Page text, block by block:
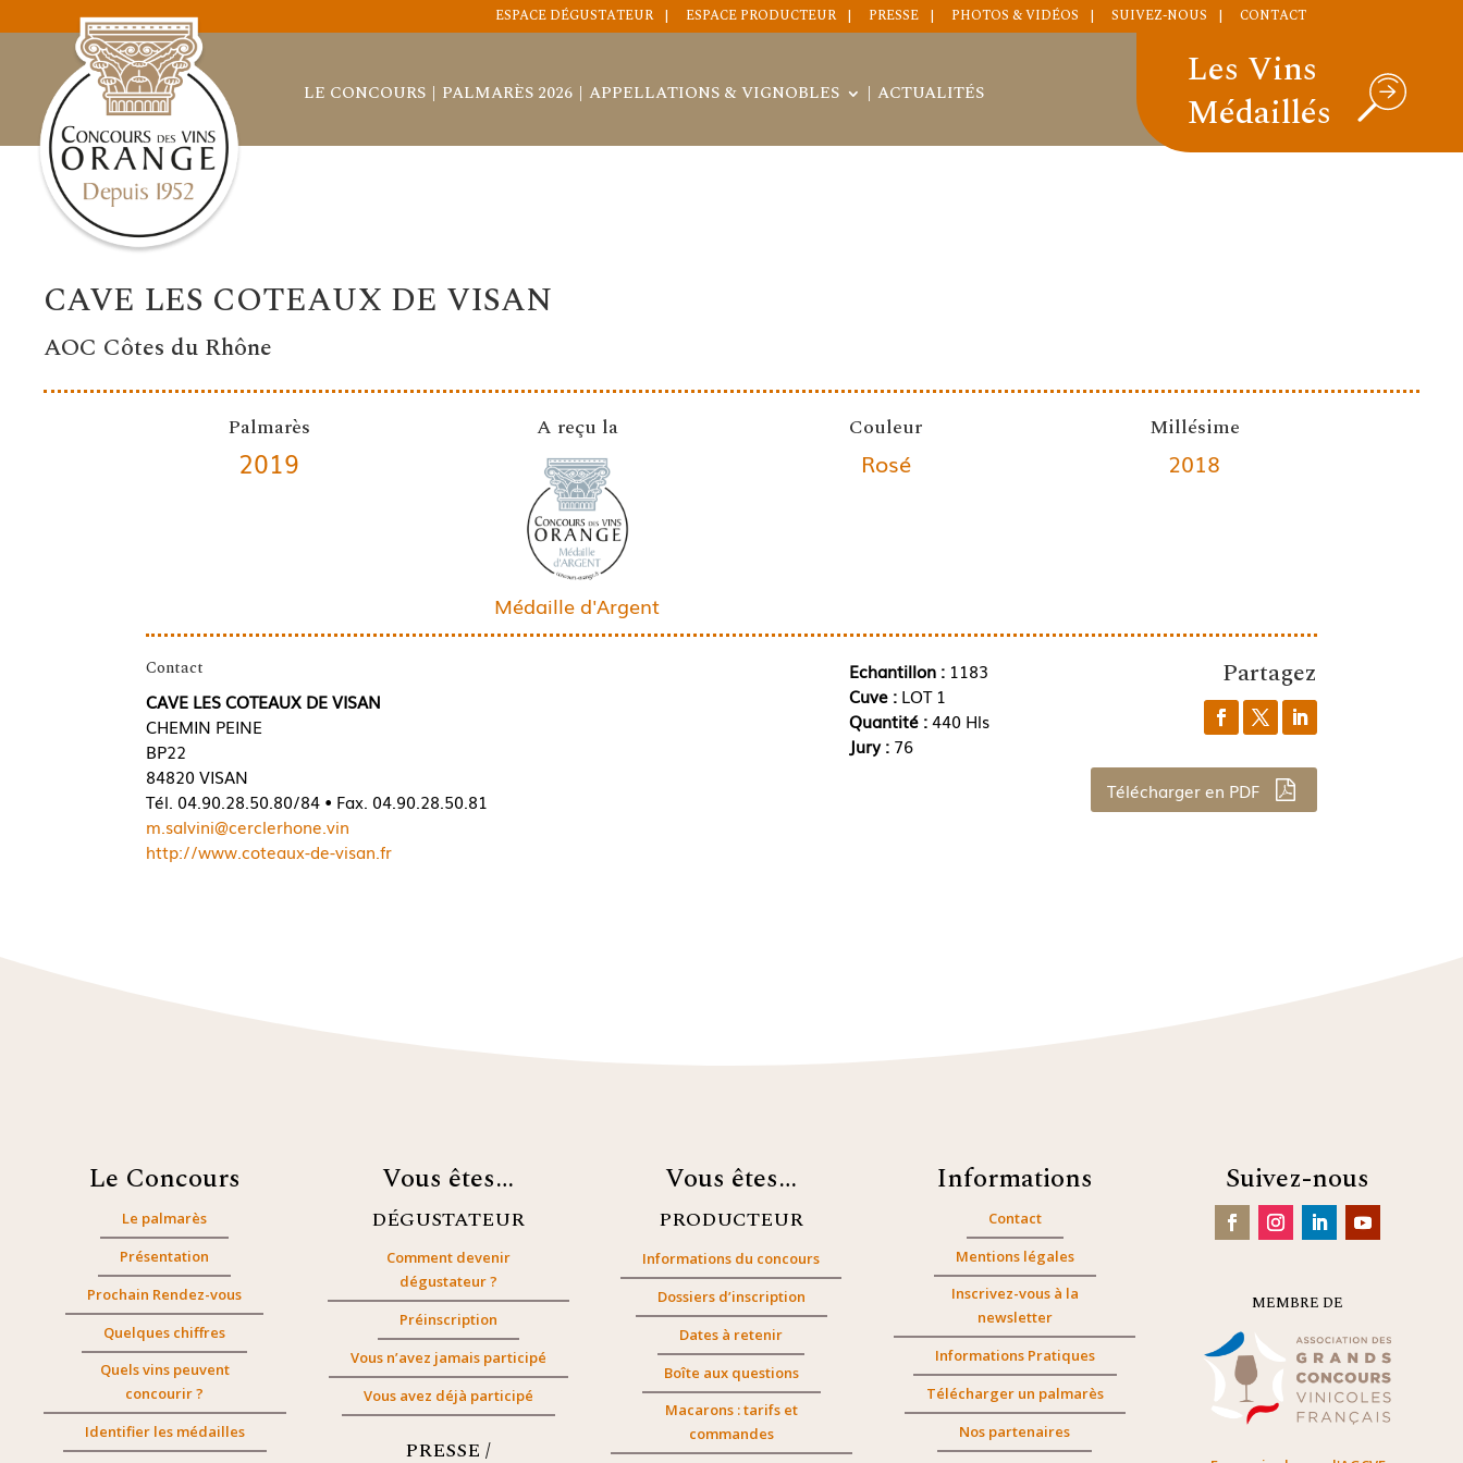
ESPACE DÉGUSTATEUR ESPACE PRODUCTEUR PRESSE PHOTOS & VIDÉOS SUIVEZ-NOUS CONTACT
LE CONCOURS PALMARÈS 2026 APPELLATIONS & VIGNOBLES ACTUALITÉS
Les Vins
Médaillés
CAVE LES COTEAUX DE VISAN
AOC Côtes du Rhône
Palmarès
2019
A reçu la
Médaille d'Argent
Couleur
Rosé
Millésime
2018
Contact
CAVE LES COTEAUX DE VISAN
CHEMIN PEINE
BP22
84820 VISAN
Tél. 04.90.28.50.80/84 • Fax. 04.90.28.50.81
m.salvini@cerclerhone.vin
http://www.coteaux-de-visan.fr
Echantillon :1183
Cuve : LOT 1
Quantité :440 Hls
Jury : 76
Partagez
Télécharger en PDF
Le Concours
Le palmarès
Présentation
Prochain Rendez-vous
Quelques chiffres
Quels vins peuvent
concourir ?
Identifier les médailles
Vous êtes…
DÉGUSTATEUR
Comment devenir
dégustateur ?
Préinscription
Vous n’avez jamais participé
Vous avez déjà participé
PRESSE /
Vous êtes…
PRODUCTEUR
Informations du concours
Dossiers d’inscription
Dates à retenir
Boîte aux questions
Macarons : tarifs et
commandes
Informations
Contact
Mentions légales
Inscrivez-vous à la
newsletter
Informations Pratiques
Télécharger un palmarès
Nos partenaires
Suivez-nous
MEMBRE DE